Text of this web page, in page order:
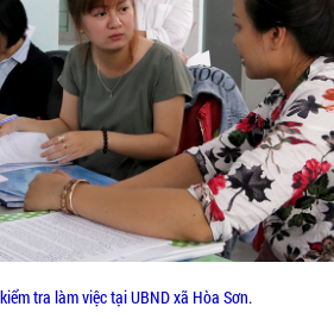
tra làm việc tại UBND xã Hòa Sơn.